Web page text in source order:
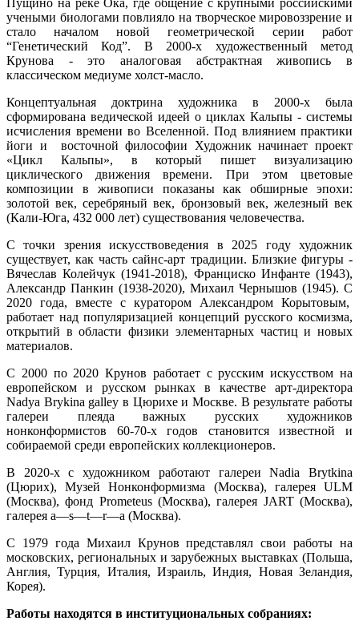
Пущино на реке Ока, где общение с крупными российскими
учеными биологами повлияло на творческое мировоззрение и
стало началом новой геометрической серии работ
“Генетический Код”. В 2000-х художественный метод
Крунова - это аналоговая абстрактная живопись в
классическом медиуме холст-масло.
Концептуальная доктрина художника в 2000-х была
сформирована ведической идеей о циклах Кальпы - системы
исчисления времени во Вселенной. Под влиянием практики
йоги и восточной философии Художник начинает проект
«Цикл Кальпы», в который пишет визуализацию
циклического движения времени. При этом цветовые
композиции в живописи показаны как обширные эпохи:
золотой век, серебряный век, бронзовый век, железный век
(Кали-Юга, 432 000 лет) существования человечества.
С точки зрения искусствоведения в 2025 году художник
существует, как часть сайнс-арт традиции. Близкие фигуры -
Вячеслав Колейчук (1941-2018), Франциско Инфанте (1943),
Александр Панкин (1938-2020), Михаил Чернышов (1945). С
2020 года, вместе с куратором Александром Корытовым,
работает над популяризацией концепций русского космизма,
открытий в области физики элементарных частиц и новых
материалов.
С 2000 по 2020 Крунов работает с русским искусством на
европейском и русском рынках в качестве арт-директора
Nadya Brykina galley в Цюрихе и Москве. В результате работы
галереи плеяда важных русских художников
нонконформистов 60-70-х годов становится известной и
собираемой среди европейских коллекционеров.
В 2020-х с художником работают галереи Nadia Brytkina
(Цюрих), Музей Нонконформизма (Москва), галерея ULM
(Москва), фонд Prometeus (Москва), галерея JART (Москва),
галерея a—s—t—r—a (Москва).
С 1979 года Михаил Крунов представлял свои работы на
московских, региональных и зарубежных выставках (Польша,
Англия, Турция, Италия, Израиль, Индия, Новая Зеландия,
Корея).
Работы находятся в институциональных собраниях: